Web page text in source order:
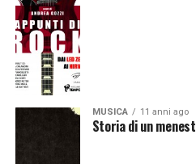
MUSICA 11 anni ago
Storia di un